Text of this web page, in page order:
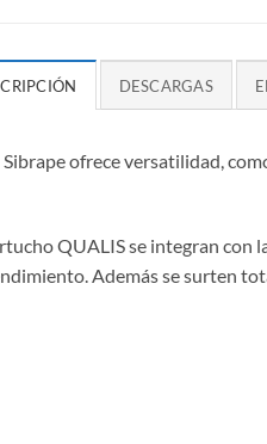
DESCARGAS
ofrece versatilidad,
QUALIS se integran con
Además se surten